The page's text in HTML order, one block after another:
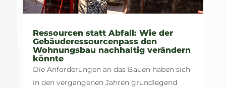
Ressourcen statt Abfall: Wie der
Gebäuderessourcenpass den
Wohnungsbau nachhaltig verändern
könnte
Die Anforderungen an das Bauen haben sich
in den vergangenen Jahren grundlegend